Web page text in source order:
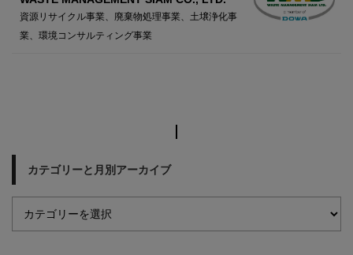
資源リサイクル事業、廃棄物処理事業、土壌浄化事
業、環境コンサルティング事業
カテゴリーと月別アーカイブ